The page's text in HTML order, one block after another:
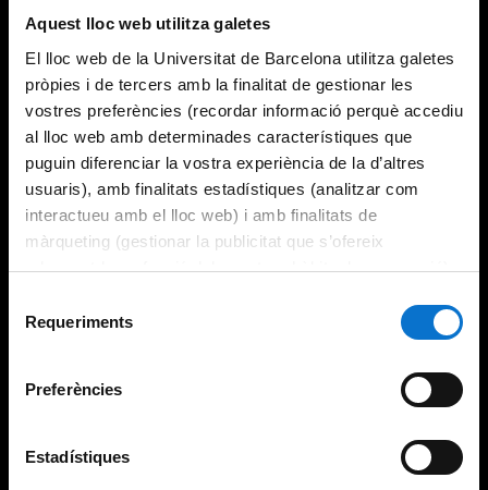
Aquest lloc web utilitza galetes
El lloc web de la Universitat de Barcelona utilitza galetes
pròpies i de tercers amb la finalitat de gestionar les
vostres preferències (recordar informació perquè accediu
al lloc web amb determinades característiques que
puguin diferenciar la vostra experiència de la d’altres
usuaris), amb finalitats estadístiques (analitzar com
interactueu amb el lloc web) i amb finalitats de
màrqueting (gestionar la publicitat que s’ofereix
adequant-la en funció dels vostres hàbits de navegació).
consultar laPolítica de galetes del lloc web de la
Requeriments
Preferències
Estadístiques